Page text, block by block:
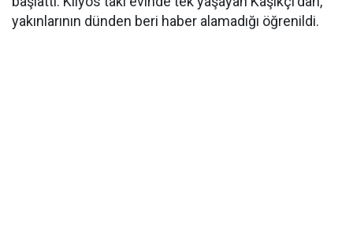
yakınlarının dünden beri haber alamadığı öğrenildi.